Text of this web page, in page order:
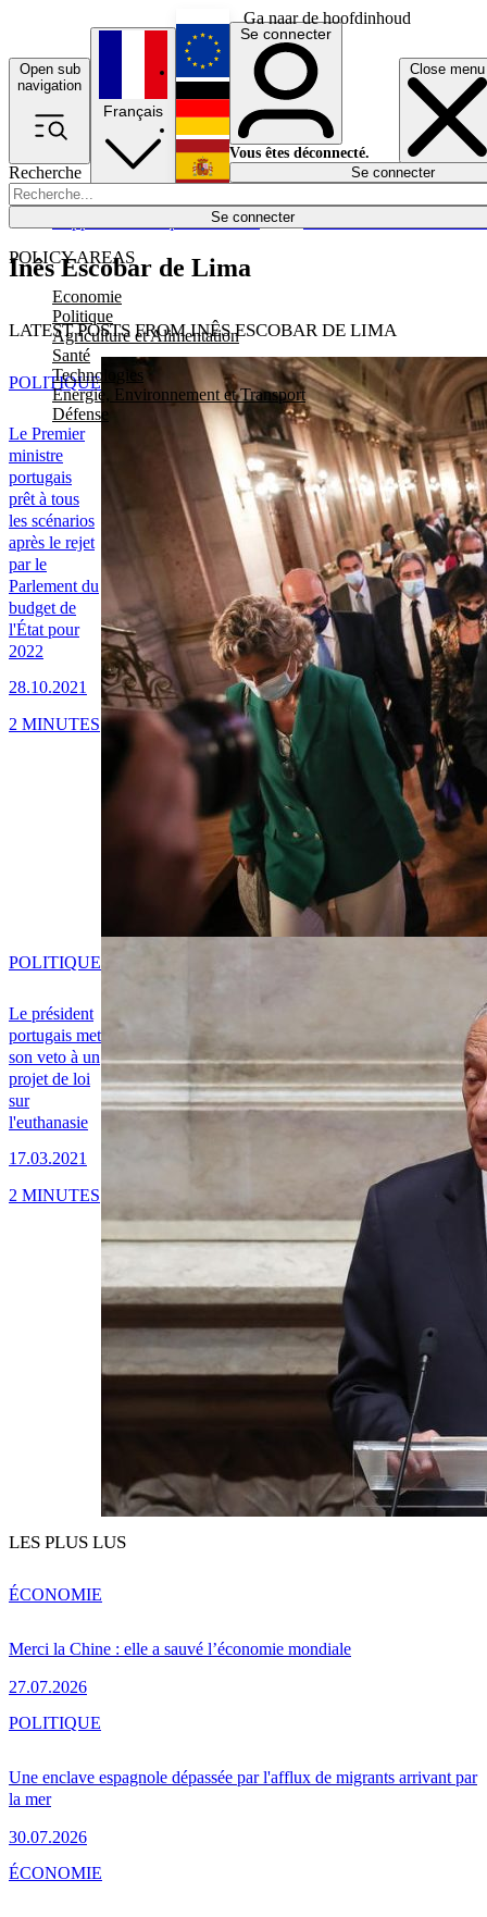
Ga naar de hoofdinhoud
Open sub
navigation
Close menu
Recherche
Se connecter
POLICY AREAS
Economie
Politique
Agriculture et Alimentation
Santé
Technologies
Energie, Environnement et Transport
Défense
Économie
Français
English
Deutsch
Español
Se connecter
Vous êtes déconnecté.
Se connecter
Inês Escobar de Lima
LATEST POSTS FROM INÊS ESCOBAR DE LIMA
Le Premier
ministre
portugais
prêt à tous
les scénarios
après le rejet
par le
Parlement du
budget de
l'État pour
2022
28.10.2021
POLITIQUE
2 MINUTES
Le président
portugais met
son veto à un
projet de loi
sur
l'euthanasie
17.03.2021
POLITIQUE
2 MINUTES
LES PLUS LUS
Merci la Chine : elle a sauvé l’économie mondiale
27.07.2026
ÉCONOMIE
Une enclave espagnole dépassée par l'afflux de migrants arrivant par
la mer
30.07.2026
POLITIQUE
ÉCONOMIE